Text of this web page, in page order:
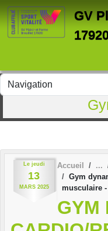
GV
Le jeudi
13
MARS 2025
Accueil
Gym
musculaire
GYM
Panneau de gestion des